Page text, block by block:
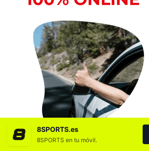
8SPORTS.es
8SPORTS en tu móvil.